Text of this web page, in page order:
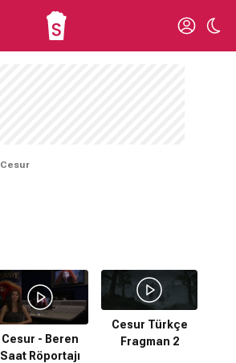
Cesur
Cesur - Beren
Saat Röportajı
Cesur Türkçe
Fragman 2